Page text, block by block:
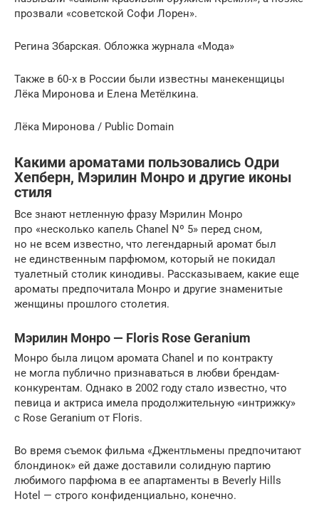
прозвали «советской Софи Лорен».
Регина Збарская. Обложка журнала «Мода»
Также в 60‑х в России были известны манекенщицы
Лёка Миронова и Елена Метёлкина.
Лёка Миронова / Pub­lic Domain
Какими ароматами пользовались Одри
Хепберн, Мэрилин Монро и другие иконы
стиля
Все знают нетленную фразу Мэрилин Монро
про «несколько капель Chanel Nº 5» перед сном,
но не всем известно, что легендарный аромат был
не единственным парфюмом, который не покидал
туалетный столик кинодивы. Рассказываем, какие еще
ароматы предпочитала Монро и другие знаменитые
женщины прошлого столетия.
Мэрилин Монро — Floris Rose Geranium
Монро была лицом аромата Chanel и по контракту
не могла публично признаваться в любви брендам-
конкурентам. Однако в 2002 году стало известно, что
певица и актриса имела продолжительную «интрижку»
с Rose Geranium от Floris.
Во время съемок фильма «Джентльмены предпочитают
блондинок» ей даже доставили солидную партию
любимого парфюма в ее апартаменты в Beverly Hills
Hotel — строго конфиденциально, конечно.